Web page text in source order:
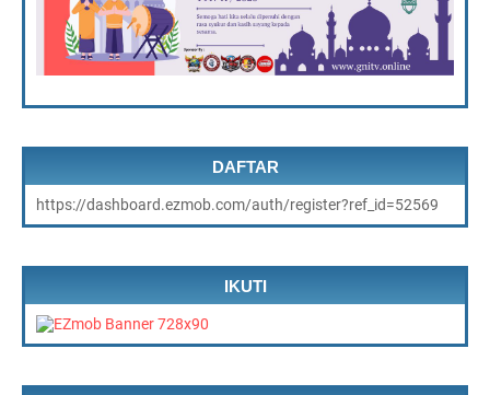
DAFTAR
https://dashboard.ezmob.com/auth/register?ref_id=52569
IKUTI